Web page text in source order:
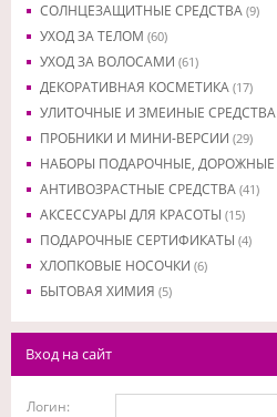
СОЛНЦЕЗАЩИТНЫЕ СРЕДСТВА (9)
УХОД ЗА ТЕЛОМ (60)
УХОД ЗА ВОЛОСАМИ (61)
ДЕКОРАТИВНАЯ КОСМЕТИКА (17)
УЛИТОЧНЫЕ И ЗМЕИНЫЕ СРЕДСТВА
ПРОБНИКИ И МИНИ-ВЕРСИИ (29)
НАБОРЫ ПОДАРОЧНЫЕ, ДОРОЖНЫЕ
АНТИВОЗРАСТНЫЕ СРЕДСТВА (41)
АКСЕССУАРЫ ДЛЯ КРАСОТЫ (15)
ПОДАРОЧНЫЕ СЕРТИФИКАТЫ (4)
ХЛОПКОВЫЕ НОСОЧКИ (6)
БЫТОВАЯ ХИМИЯ (5)
Вход на сайт
Логин: